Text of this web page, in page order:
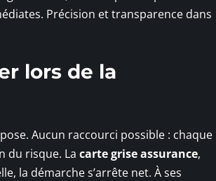
Précision et transparence dans
lors de la
Aucun raccourci possible : chaque
du risque. La carte grise assurance,
la démarche s’arrête net. À ses